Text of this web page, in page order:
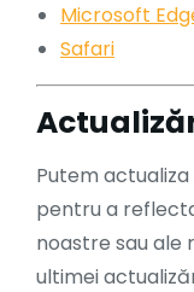
Microsoft
Safari
Putem
pentru a
noastre sau ale
ultimei